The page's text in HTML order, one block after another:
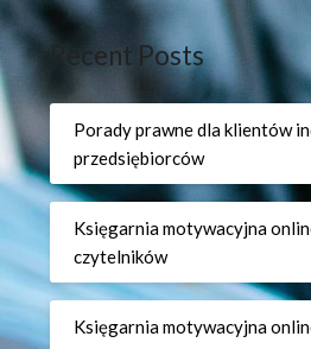
Recent Posts
Porady prawne dla klientów
przedsiębiorców
Księgarnia motywacyjna
czytelników
Księgarnia motywacyjna